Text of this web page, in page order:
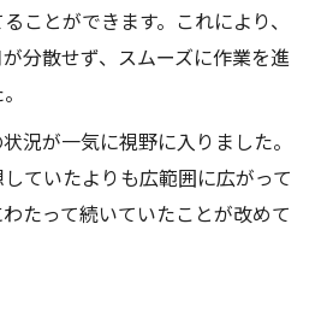
ことができます。これにより、
分散せず、スムーズに作業を進
況が一気に視野に入りました。
ていたよりも広範囲に広がって
たって続いていたことが改めて